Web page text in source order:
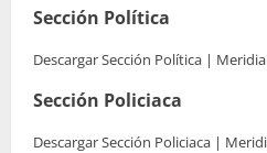
Sección Política
Descargar Sección Política |
Sección Policiaca
Descargar Sección Policiaca |